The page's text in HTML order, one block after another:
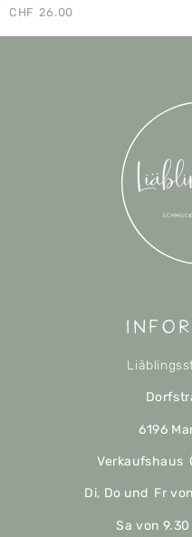
CHF 26.00
6196
Verkaufshaus
Di, Do und Fr
Sa von